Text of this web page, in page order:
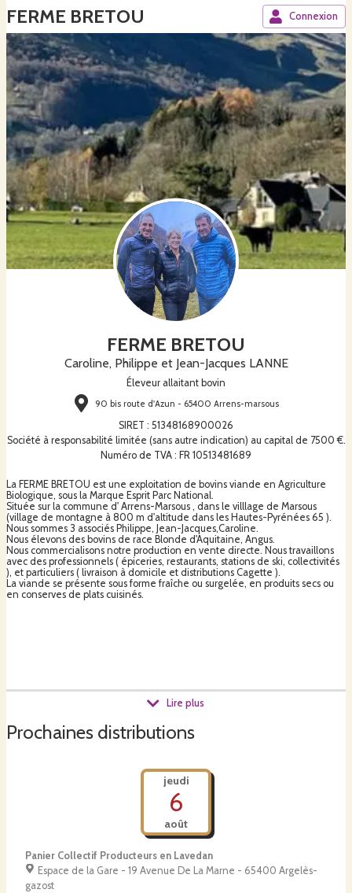
FERME BRETOU Connexion
FERME BRETOU
Caroline, Philippe et Jean-Jacques LANNE
Éleveur allaitant bovin
90 bis route d'Azun - 65400 Arrens-marsous
SIRET : 51348168900026
Société à responsabilité limitée (sans autre indication) au capital de 7500 €.
Numéro de TVA : FR 10513481689
La FERME BRETOU est une exploitation de bovins viande en Agriculture
Biologique, sous la Marque Esprit Parc National.
Située sur la commune d' Arrens-Marsous , dans le villlage de Marsous
(village de montagne à 800 m d'altitude dans les Hautes-Pyrénées 65 ).
Nous sommes 3 associés Philippe, Jean-Jacques,Caroline.
Nous élevons des bovins de race Blonde d'Aquitaine, Angus.
Nous commercialisons notre production en vente directe. Nous travaillons
avec des professionnels ( épiceries, restaurants, stations de ski, collectivités
), et particuliers ( livraison à domicile et distributions Cagette ).
La viande se présente sous forme fraîche ou surgelée, en produits secs ou
en conserves de plats cuisinés.
Lire plus
Prochaines distributions
jeudi
6
août
Panier Collectif Producteurs en Lavedan
Espace de la Gare - 19 Avenue De La Marne - 65400 Argelès-
gazost